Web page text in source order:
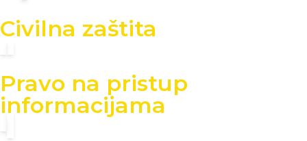
Civilna zaštita
Pravo na pristup
informacijama